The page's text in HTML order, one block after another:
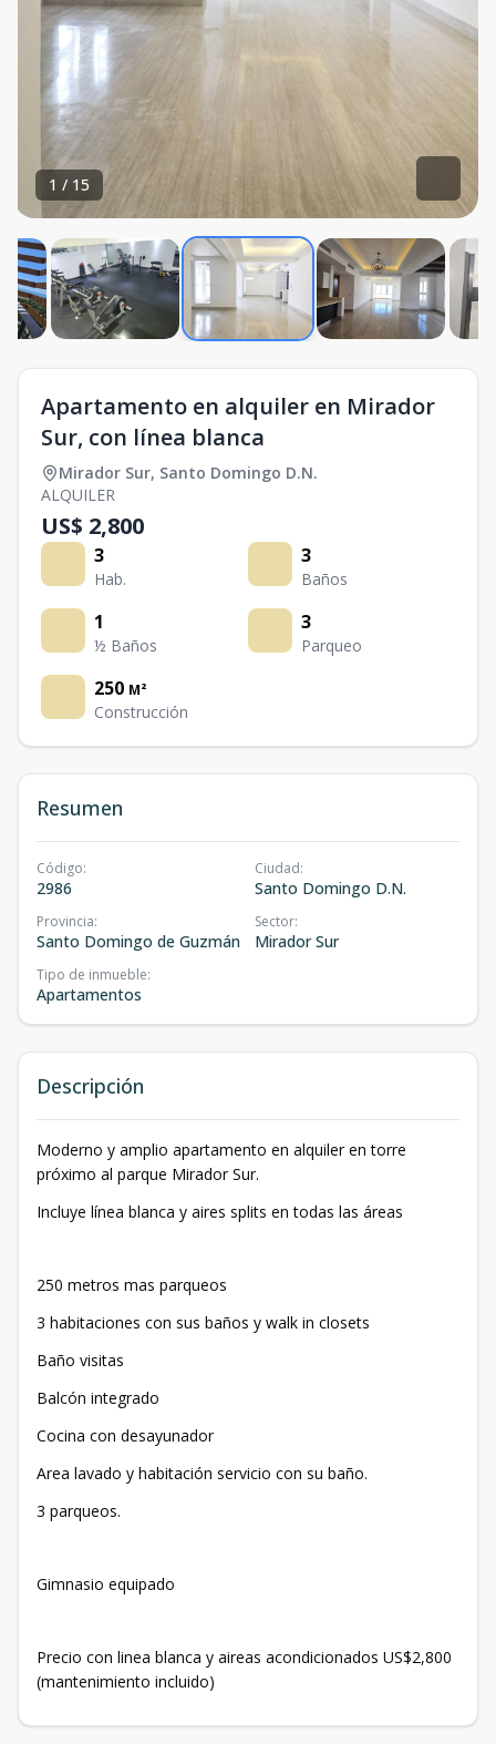
1 / 15
Apartamento en alquiler en Mirador
Sur, con línea blanca
Mirador Sur, Santo Domingo D.N.
ALQUILER
US$ 2,800
3
Hab.
3
Baños
1
½ Baños
3
Parqueo
250 M²
Construcción
Resumen
Código:
2986
Ciudad:
Santo Domingo D.N.
Provincia:
Santo Domingo de Guzmán
Sector:
Mirador Sur
Tipo de inmueble:
Apartamentos
Descripción
Moderno y amplio apartamento en alquiler en torre
próximo al parque Mirador Sur.
Incluye línea blanca y aires splits en todas las áreas
250 metros mas parqueos
3 habitaciones con sus baños y walk in closets
Baño visitas
Balcón integrado
Cocina con desayunador
Area lavado y habitación servicio con su baño.
3 parqueos.
Gimnasio equipado
Precio con linea blanca y aireas acondicionados US$2,800
(mantenimiento incluido)